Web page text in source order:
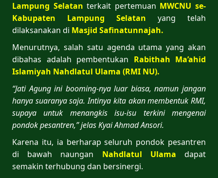
Lampung Selatan terkait pertemuan MWCNU se-
Kabupaten Lampung Selatan yang telah
dilaksanakan di Masjid Safinatunnajah.
Menurutnya, salah satu agenda utama yang akan
dibahas adalah pembentukan Rabithah Ma’ahid
Islamiyah Nahdlatul Ulama (RMI NU).
“Jati Agung ini booming-nya luar biasa, namun jangan
hanya suaranya saja. Intinya kita akan membentuk RMI,
supaya untuk menangkis isu-isu terkini mengenai
pondok pesantren,” jelas Kyai Ahmad Ansori.
Karena itu, ia berharap seluruh pondok pesantren
di bawah naungan Nahdlatul Ulama dapat
semakin terhubung dan bersinergi.